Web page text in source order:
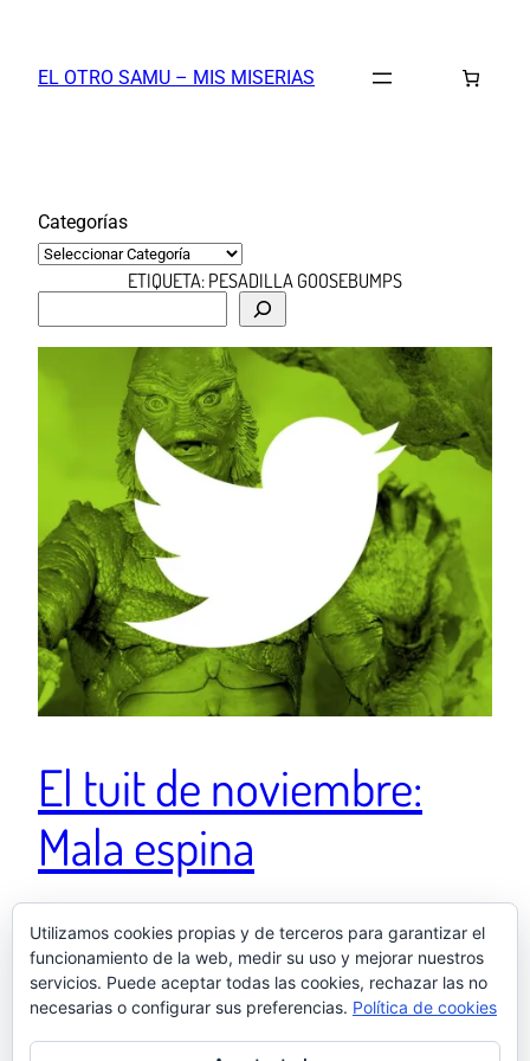
contenido
EL OTRO SAMU – MIS MISERIAS
Categorías
ETIQUETA:PESADILLA GOOSEBUMPS
s
El tuit de noviembre:
Mala espina
El virólogo de la Casa Blanca no me da buena espina.
pic.twitter.com/tvKiBEwNbr — El otro Samu
(@elotrosamu) November 15, 2020
1 diciembre, 2020
Utilizamos cookies propias y de terceros para garantizar el
funcionamiento de la web, medir su uso y mejorar nuestros
servicios. Puede aceptar todas las cookies, rechazar las no
necesarias o configurar sus preferencias. Política de cookies